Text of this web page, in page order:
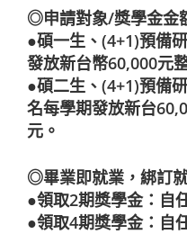
◎申請對象/獎學金金
●碩一生、(4+1)預備
發放新台幣60,000元
●碩二生、(4+1)預備
名每學期發放新台
元。
◎畢業即就業，綁訂
●領取2期獎學金：自
●領取4期獎學金：自